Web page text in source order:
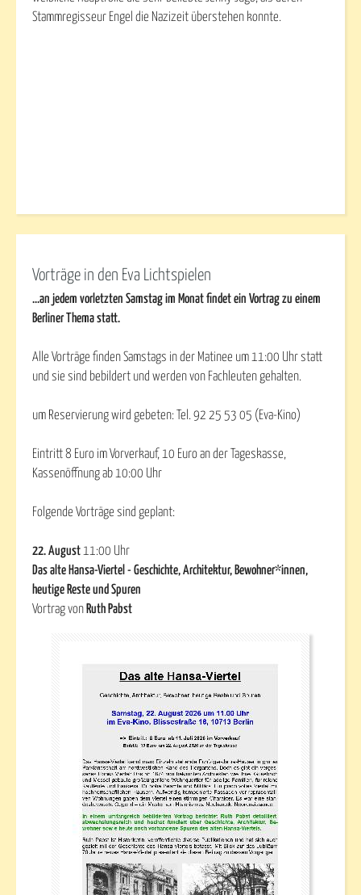
Stammregisseur Engel die Nazizeit überstehen konnte.
Vorträge in den Eva Lichtspielen
...an jedem vorletzten Samstag im Monat findet ein Vortrag zu einem
Berliner Thema statt.
Alle Vorträge finden Samstags in der Matinee um 11:00 Uhr statt
und sie sind bebildert und werden von Fachleuten gehalten.
um Reservierung wird gebeten: Tel. 92 25 53 05 (Eva-Kino)
Eintritt 8 Euro im Vorverkauf, 10 Euro an der Tageskasse,
Kassenöffnung ab 10:00 Uhr
Folgende Vorträge sind geplant:
22. August11:00 Uhr
Das alte Hansa-Viertel - Geschichte, Architektur, Bewohner*innen,
heutige Reste und Spuren
Vortrag vonRuth Pabst